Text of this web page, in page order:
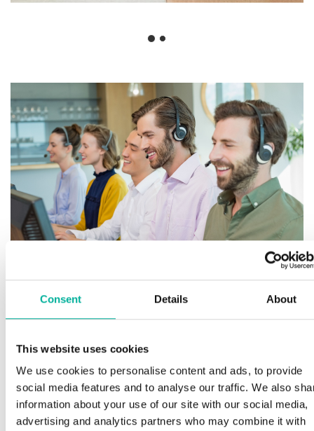
Consent Details About
This website uses cookies
We use cookies to personalise content and ads, to provide
social media features and to analyse our traffic. We also
information about your use of our site with our social media,
advertising and analytics partners who may combine it with
Premium support
Telefon och e-postsupport på svenska och
engelska
Hjälp att komma igång med din hemsida och e-